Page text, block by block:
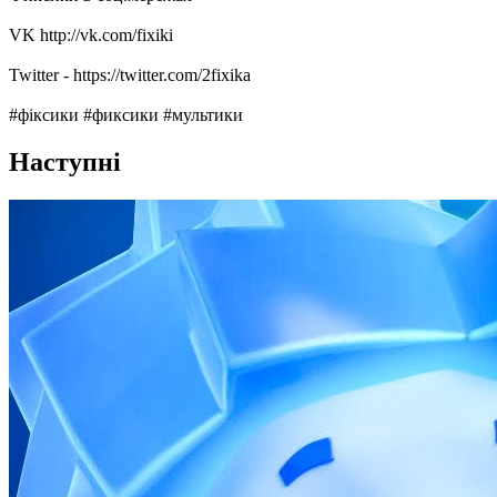
VK http://vk.com/fixiki
Twitter - https://twitter.com/2fixika
#фiксики #фиксики #мультики
Наступні